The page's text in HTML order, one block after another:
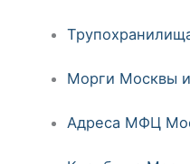
Морги Москвы
Адреса МФЦ